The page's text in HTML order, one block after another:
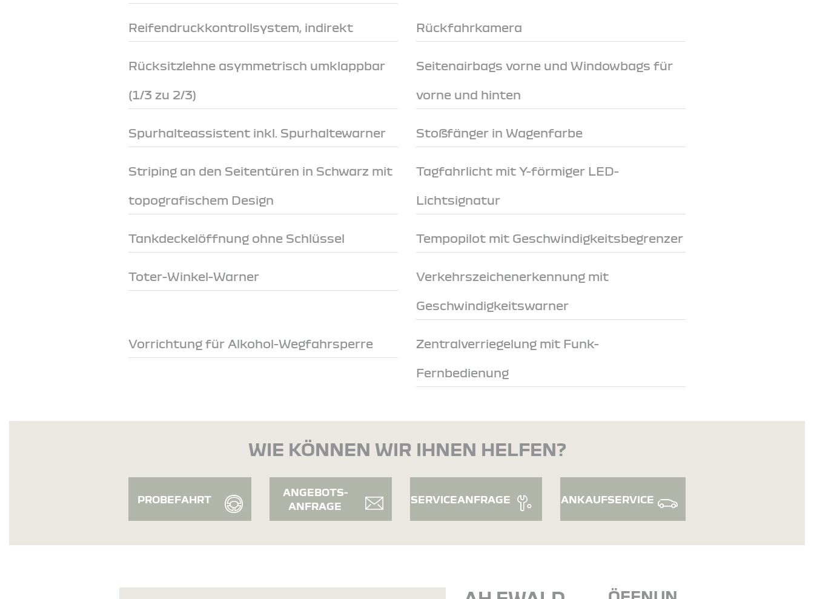
Reifendruckkontrollsystem, indirekt Rückfahrkamera
Rücksitzlehne asymmetrisch umklappbar
(1/3 zu 2/3)
Seitenairbags vorne und Windowbags für
vorne und hinten
Spurhalteassistent inkl. Spurhaltewarner Stoßfänger in Wagenfarbe
Striping an den Seitentüren in Schwarz mit
topografischem Design
Tagfahrlicht mit Y-förmiger LED-
Lichtsignatur
Tankdeckelöffnung ohne Schlüssel Tempopilot mit Geschwindigkeitsbegrenzer
Toter-Winkel-Warner Verkehrszeichenerkennung mit
Geschwindigkeitswarner
Vorrichtung für Alkohol-Wegfahrsperre Zentralverriegelung mit Funk-
Fernbedienung
WIE KÖNNEN WIR IHNEN HELFEN?
PROBEFAHRT
ANGEBOTS-
ANFRAGE
SERVICEANFRAGE ANKAUFSERVICE